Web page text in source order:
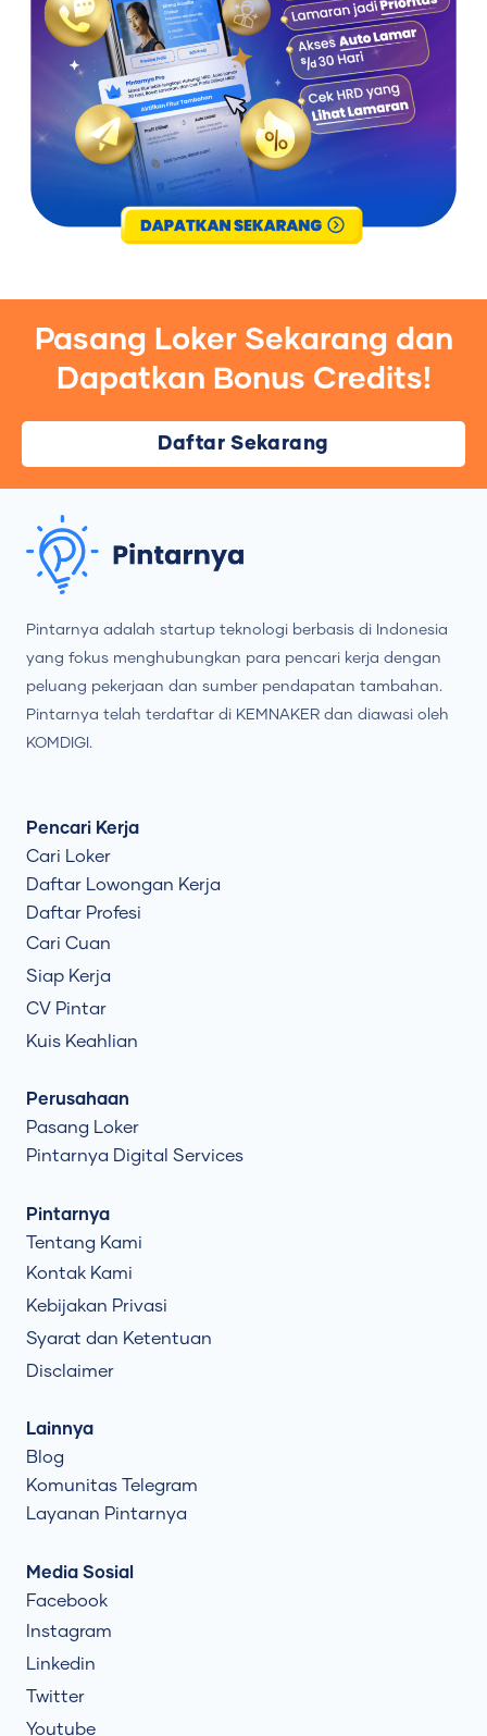
Pasang Loker Sekarang dan
Dapatkan Bonus Credits!
Daftar Sekarang
Pintarnya adalah startup teknologi berbasis di Indonesia
yang fokus menghubungkan para pencari kerja dengan
peluang pekerjaan dan sumber pendapatan tambahan.
Pintarnya telah terdaftar di KEMNAKER dan diawasi oleh
KOMDIGI.
Pencari Kerja
Cari Loker
Daftar Lowongan Kerja
Daftar Profesi
Cari Cuan
Siap Kerja
CV Pintar
Kuis Keahlian
Perusahaan
Pasang Loker
Pintarnya Digital Services
Pintarnya
Tentang Kami
Kontak Kami
Kebijakan Privasi
Syarat dan Ketentuan
Disclaimer
Lainnya
Blog
Komunitas Telegram
Layanan Pintarnya
Media Sosial
Facebook
Instagram
Linkedin
Twitter
Youtube